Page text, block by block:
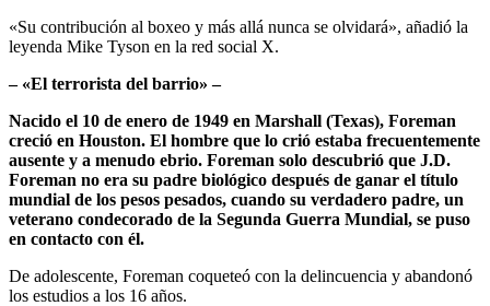
«Su contribución al boxeo y más allá nunca se olvidará», añadió la
leyenda Mike Tyson en la red social X.
– «El terrorista del barrio» –
Nacido el 10 de enero de 1949 en Marshall (Texas), Foreman
creció en Houston. El hombre que lo crió estaba frecuentemente
ausente y a menudo ebrio. Foreman solo descubrió que J.D.
Foreman no era su padre biológico después de ganar el título
mundial de los pesos pesados, cuando su verdadero padre, un
veterano condecorado de la Segunda Guerra Mundial, se puso
en contacto con él.
De adolescente, Foreman coqueteó con la delincuencia y abandonó
los estudios a los 16 años.